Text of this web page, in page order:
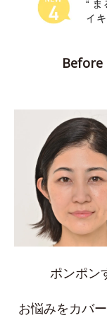
Before
ポンポン
お悩みをカバ